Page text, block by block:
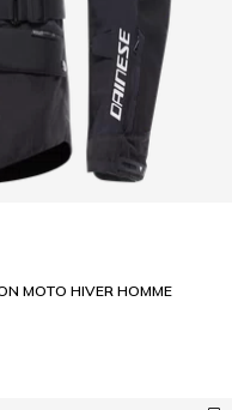
MOTO HIVER HOMME